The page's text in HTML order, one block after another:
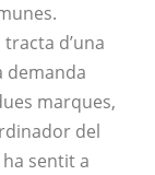
d’una
demanda
marques,
del
sentit a